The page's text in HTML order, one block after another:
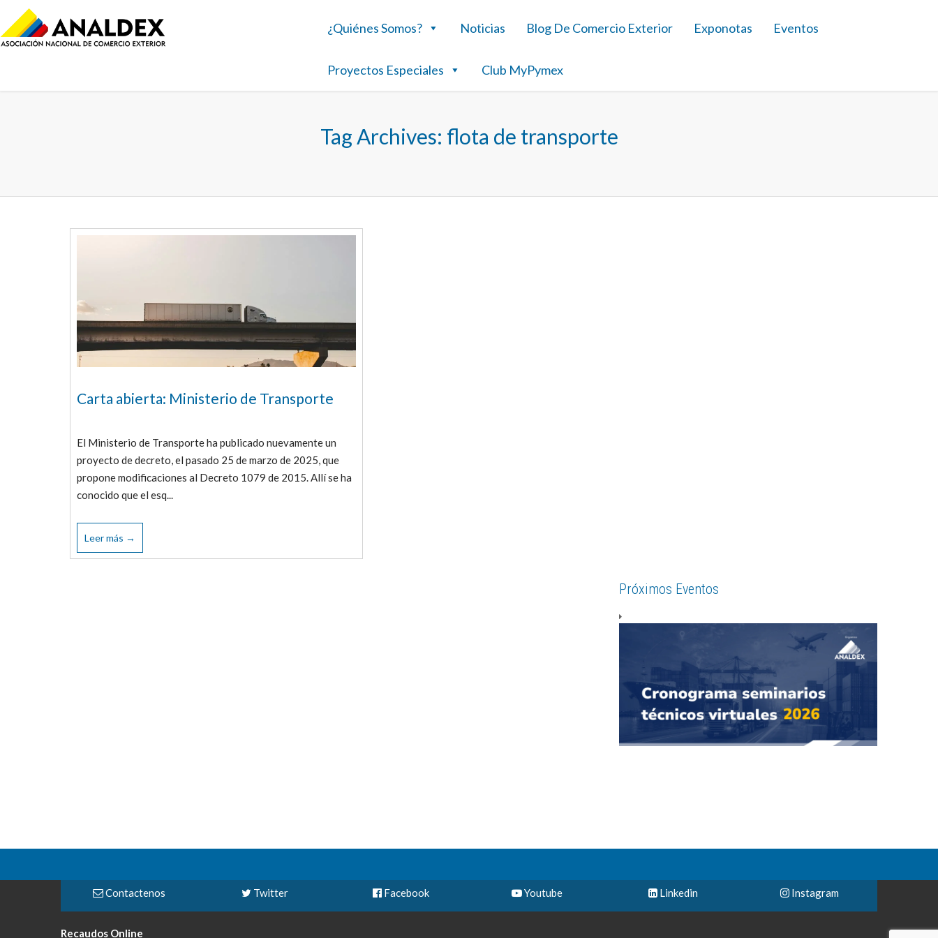
¿Quiénes Somos? Noticias Blog De Comercio Exterior Exponotas Eventos
Proyectos Especiales Club MyPymex
Tag Archives: flota de transporte
Carta abierta: Ministerio de Transporte
El Ministerio de Transporte ha publicado nuevamente un
proyecto de decreto, el pasado 25 de marzo de 2025, que
propone modificaciones al Decreto 1079 de 2015. Allí se ha
conocido que el esq...
Leer más →
Próximos Eventos
Contactenos Twitter Facebook Youtube Linkedin Instagram
Recaudos Online